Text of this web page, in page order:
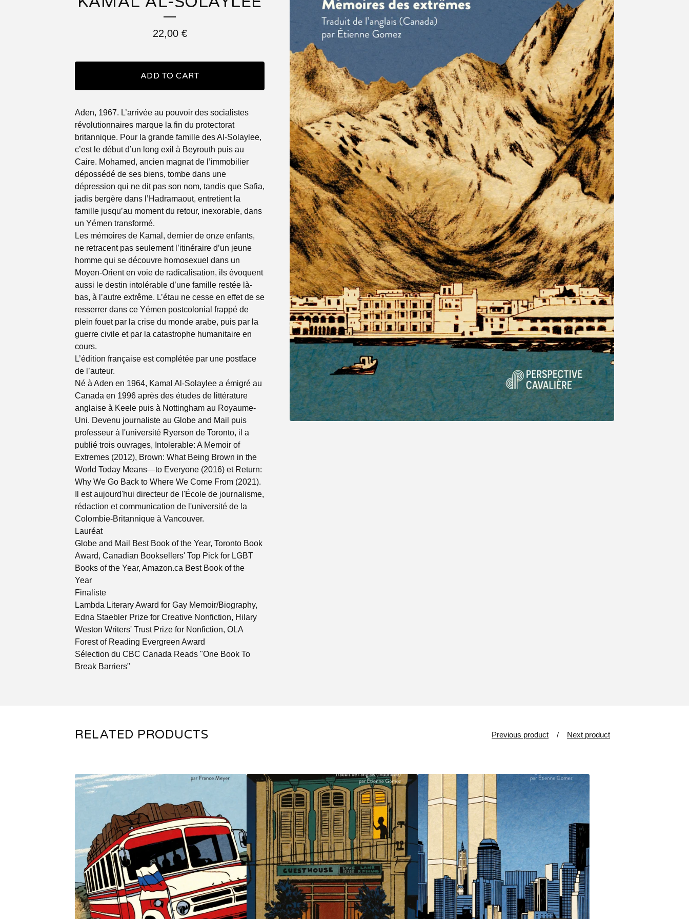
22,00 €
ADD TO CART
Aden, 1967. L’arrivée au pouvoir des socialistes
révolutionnaires marque la fin du protectorat
britannique. Pour la grande famille des Al-Solaylee,
c’est le début d’un long exil à Beyrouth puis au
Caire. Mohamed, ancien magnat de l’immobilier
dépossédé de ses biens, tombe dans une
dépression qui ne dit pas son nom, tandis que Safia,
jadis bergère dans l’Hadramaout, entretient la
famille jusqu’au moment du retour, inexorable, dans
un Yémen transformé.
Les mémoires de Kamal, dernier de onze enfants,
ne retracent pas seulement l’itinéraire d’un jeune
homme qui se découvre homosexuel dans un
Moyen-Orient en voie de radicalisation, ils évoquent
aussi le destin intolérable d’une famille restée là-
bas, à l’autre extrême. L’étau ne cesse en effet de se
resserrer dans ce Yémen postcolonial frappé de
plein fouet par la crise du monde arabe, puis par la
guerre civile et par la catastrophe humanitaire en
cours.
L’édition française est complétée par une postface
de l’auteur.
Né à Aden en 1964, Kamal Al-Solaylee a émigré au
Canada en 1996 après des études de littérature
anglaise à Keele puis à Nottingham au Royaume-
Uni. Devenu journaliste au Globe and Mail puis
professeur à l'université Ryerson de Toronto, il a
publié trois ouvrages, Intolerable: A Memoir of
Extremes (2012), Brown: What Being Brown in the
World Today Means—to Everyone (2016) et Return:
Why We Go Back to Where We Come From (2021).
Il est aujourd'hui directeur de l'École de journalisme,
rédaction et communication de l'université de la
Colombie-Britannique à Vancouver.
Lauréat
Globe and Mail Best Book of the Year, Toronto Book
Award, Canadian Booksellers' Top Pick for LGBT
Books of the Year, Amazon.ca Best Book of the
Year
Finaliste
Lambda Literary Award for Gay Memoir/Biography,
Edna Staebler Prize for Creative Nonfiction, Hilary
Weston Writers' Trust Prize for Nonfiction, OLA
Forest of Reading Evergreen Award
Sélection du CBC Canada Reads "One Book To
Break Barriers"
RELATED PRODUCTS Previous product Next product